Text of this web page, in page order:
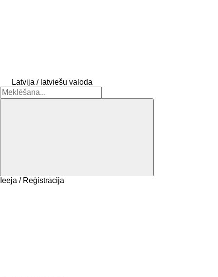
Latvija / latviešu valoda
Ieeja / Reģistrācija